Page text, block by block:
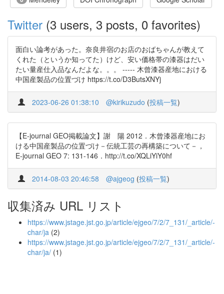
Twitter (3 users, 3 posts, 0 favorites)
面白い論考があった。奈良井宿のお店のおばちゃんが教えて
くれた（というか知ってた）けど、安い価格帯の漆器はだい
たい量産仕入品なんだよな。。。 ----- 木曾漆器産地における
中国産製品の位置づけ https://t.co/D3ButsXNYj
2023-06-26 01:38:10 @kirikuzudo (投稿一覧)
【E-journal GEO掲載論文】謝 陽 2012．木曾漆器産地にお
ける中国産製品の位置づけ－伝統工芸の再構築について－，
E-journal GEO 7: 131-146．http://t.co/XQLiYiY0hf
2014-08-03 20:46:58 @ajgeog (投稿一覧)
収集済み URL リスト
https://www.jstage.jst.go.jp/article/ejgeo/7/2/7_131/_article/-
char/ja (2)
https://www.jstage.jst.go.jp/article/ejgeo/7/2/7_131/_article/-
char/ja/ (1)